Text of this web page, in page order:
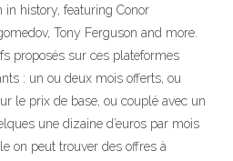
history, featuring Conor
Tony Ferguson and more.
proposés sur ces plateformes
: un ou deux mois offerts, ou
le prix de base, ou couplé avec un
une dizaine d’euros par mois
on peut trouver des offres à